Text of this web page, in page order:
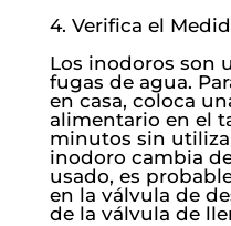
4. Verifica el
Los inodoros son
fugas de agua.
en casa, coloca
alimentario en el
minutos sin
inodoro cambia
usado, es
en la válvula de
de la válvula de